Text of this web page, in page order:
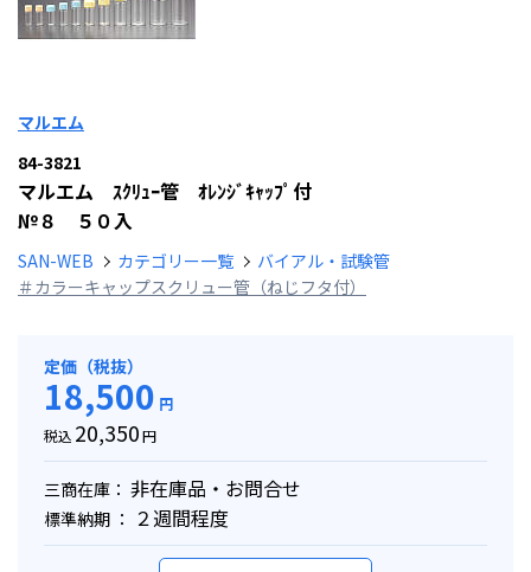
マルエム
84-3821
マルエム ｽｸﾘｭｰ管 ｵﾚﾝｼﾞｷｬｯﾌﾟ付
№８ ５０入
SAN-WEB カテゴリー一覧
バイアル・試験管
＃カラーキャップスクリュー管（ねじフタ付）
定価（税抜）
18,500 円
税込 20,350円
三商在庫： 非在庫品・お問合せ
標準納期 ： ２週間程度